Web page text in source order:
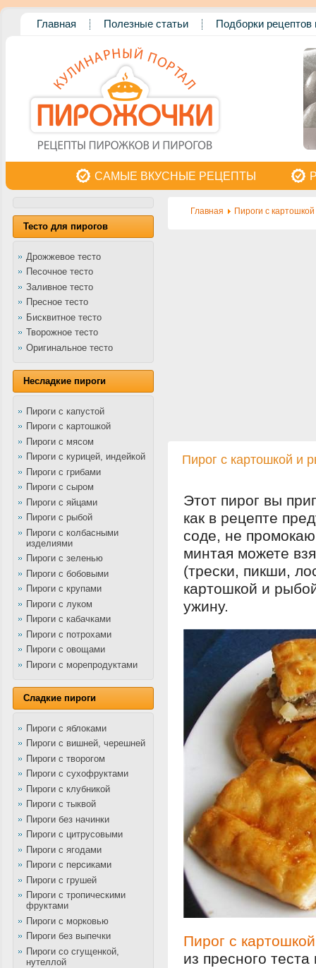
Главная Полезные статьи Подборки рецептов
САМЫЕ ВКУСНЫЕ РЕЦЕПТЫ
Тесто для пирогов
Дрожжевое тесто
Песочное тесто
Заливное тесто
Пресное тесто
Бисквитное тесто
Творожное тесто
Оригинальное тесто
Несладкие пироги
Пироги с капустой
Пироги с картошкой
Пироги с мясом
Пироги с курицей, индейкой
Пироги с грибами
Пироги с сыром
Пироги с яйцами
Пироги с рыбой
Пироги с колбасными
изделиями
Пироги с зеленью
Пироги с бобовыми
Пироги с крупами
Пироги с луком
Пироги с кабачками
Пироги с потрохами
Пироги с овощами
Пироги с морепродуктами
Сладкие пироги
Пироги с яблоками
Пироги с вишней, черешней
Пироги с творогом
Пироги с сухофруктами
Пироги с клубникой
Пироги с тыквой
Пироги без начинки
Пироги с цитрусовыми
Пироги с ягодами
Пироги с персиками
Пироги с грушей
Пироги с тропическими
фруктами
Пироги с морковью
Пироги без выпечки
Пироги со сгущенкой,
нутеллой
Главная Пироги с картошкой
Пирог с картошкой и
Этот пирог вы
как в рецепте
соде, не
минтая можете
(трески, пикши,
картошкой и
ужину.
Пирог с картошкой
из пресного